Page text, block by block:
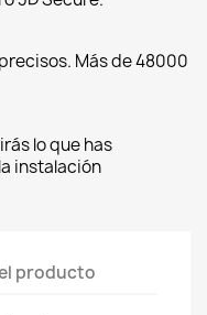
Más de 48000
lo que has
instalación
producto